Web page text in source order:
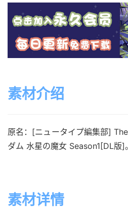
素材介绍
原名：[ニュータイプ編集部]
ダム 水星の魔女 Season1[DL版]。
素材详情